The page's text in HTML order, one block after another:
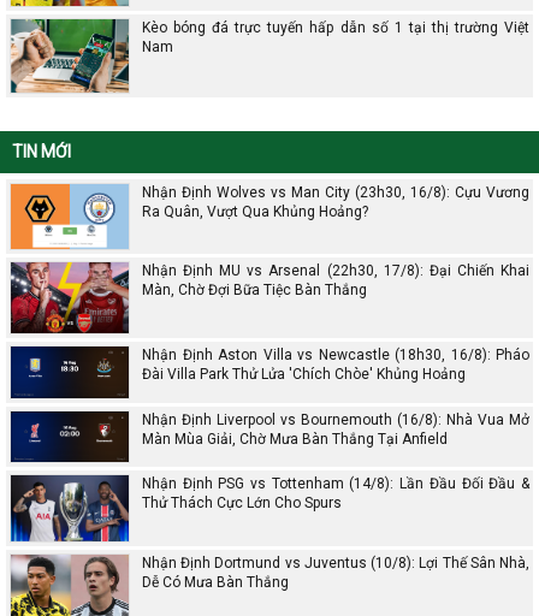
Kèo bóng đá trực tuyến hấp dẫn số 1 tại thị trường Việt
Nam
TIN MỚI
Nhận Định Wolves vs Man City (23h30, 16/8): Cựu Vương
Ra Quân, Vượt Qua Khủng Hoảng?
Nhận Định MU vs Arsenal (22h30, 17/8): Đại Chiến Khai
Màn, Chờ Đợi Bữa Tiệc Bàn Thắng
Nhận Định Aston Villa vs Newcastle (18h30, 16/8): Pháo
Đài Villa Park Thử Lửa 'Chích Chòe' Khủng Hoảng
Nhận Định Liverpool vs Bournemouth (16/8): Nhà Vua Mở
Màn Mùa Giải, Chờ Mưa Bàn Thắng Tại Anfield
Nhận Định PSG vs Tottenham (14/8): Lần Đầu Đối Đầu &
Thử Thách Cực Lớn Cho Spurs
Nhận Định Dortmund vs Juventus (10/8): Lợi Thế Sân Nhà,
Dễ Có Mưa Bàn Thắng